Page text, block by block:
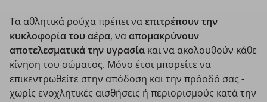
Τα αθλητικά ρούχα πρέπει ναεπιτρέπουν την
κυκλοφορία του αέρα, νααπομακρύνουν
αποτελεσματικά την υγρασία και να ακολουθούν κάθε
κίνηση του σώματος. Μόνο έτσι μπορείτε να
επικεντρωθείτε στην απόδοση και την πρόοδό σας -
χωρίς ενοχλητικές αισθήσεις ή περιορισμούς κατά την